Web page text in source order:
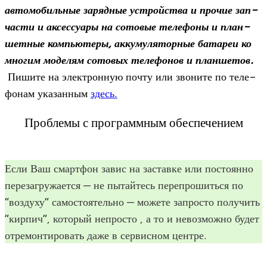
авто­мо­биль­ные заряд­ные устрой­ства и про­чие зап­
ча­сти и аксес­су­ары на сото­вые теле­фоны и план­
шет­ные ком­пью­теры, акку­му­ля­тор­ные бата­реи ко
мно­гим моде­лям сото­вых теле­фо­нов и планшетов.
Пишите на элек­трон­ную почту или зво­ните по теле­
фо­нам ука­зан­нымздесь.
Проблемы с программным обеспечением
Если Ваш смарт­фон завис на заставке или посто­янно
пере­за­гру­жа­ется — не пытай­тесь пере­про­шиться по
“воз­духу” само­сто­я­тельно — можете запро­сто полу­чить
“кир­пич”, кото­рый непро­сто , а то и невоз­можно будет
отре­мон­ти­ро­вать даже в сер­вис­ном центре.